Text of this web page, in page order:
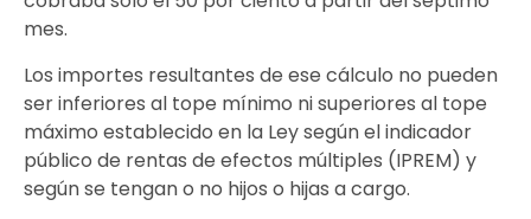
mes.
Los importes resultantes de ese cálculo no pueden
ser inferiores al tope mínimo ni superiores al tope
máximo establecido en la Ley según el indicador
público de rentas de efectos múltiples (IPREM) y
según se tengan o no hijos o hijas a cargo.